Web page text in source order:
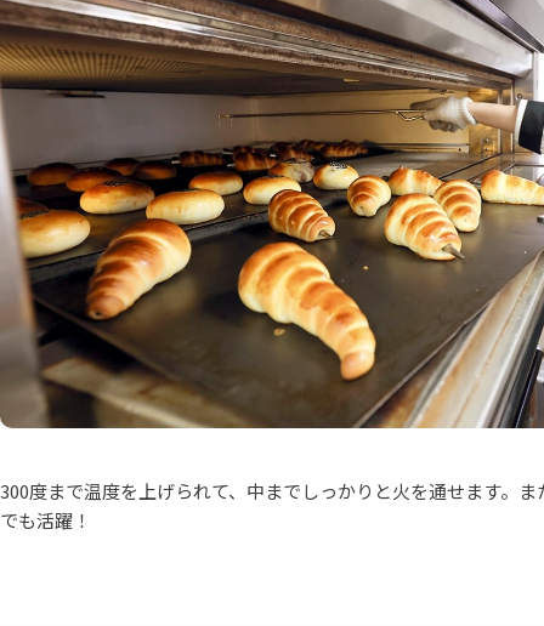
300度まで温度を上げられて、中までしっかりと火を通せます。
でも活躍！